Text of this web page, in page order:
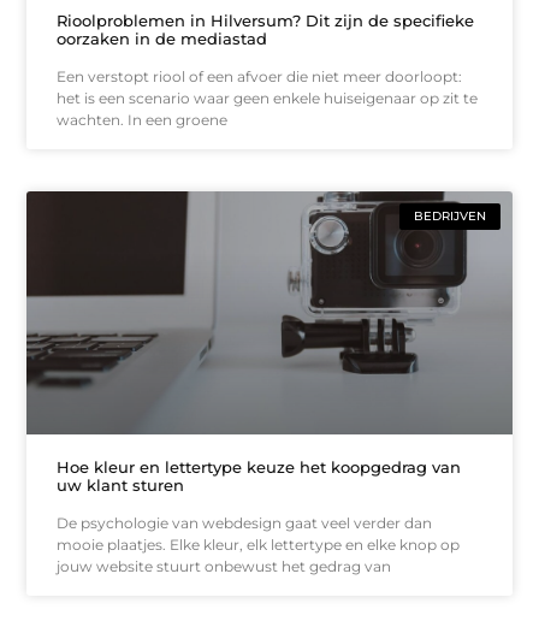
Rioolproblemen in Hilversum? Dit zijn de specifieke
oorzaken in de mediastad
Een verstopt riool of een afvoer die niet meer doorloopt:
het is een scenario waar geen enkele huiseigenaar op zit te
wachten. In een groene
BEDRIJVEN
Hoe kleur en lettertype keuze het koopgedrag van
uw klant sturen
De psychologie van webdesign gaat veel verder dan
mooie plaatjes. Elke kleur, elk lettertype en elke knop op
jouw website stuurt onbewust het gedrag van